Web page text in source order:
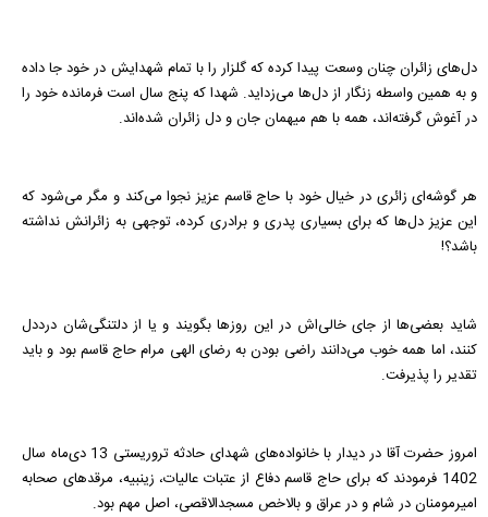
دل‌های زائران چنان وسعت پیدا کرده که گلزار را با تمام شهدایش در خود جا داده
و به همین واسطه زنگار از دل‌ها می‌زداید. شهدا که پنج سال است فرمانده خود را
در آغوش گرفته‌اند، همه با هم میهمان جان و دل زائران شده‌اند.
هر گوشه‌ای زائری در خیال خود با حاج قاسم عزیز نجوا می‌کند و مگر می‌شود که
این عزیز دل‌ها که برای بسیاری پدری و برادری کرده، توجهی به زائرانش نداشته
باشد؟!
شاید بعضی‌ها از جای خالی‌اش در این روزها بگویند و یا از دلتنگی‌شان درددل
کنند، اما همه خوب می‌دانند راضی بودن به رضای الهی مرام حاج قاسم بود و باید
تقدیر را پذیرفت.
امروز حضرت آقا در دیدار با خانواده‌های شهدای حادثه تروریستی 13 دی‌ماه سال
1402 فرمودند که برای حاج قاسم دفاع از عتبات عالیات،‌ زینبیه، مرقدهای صحابه
امیرمومنان در شام و در عراق و بالاخص مسجدالاقصی، اصل مهم بود.